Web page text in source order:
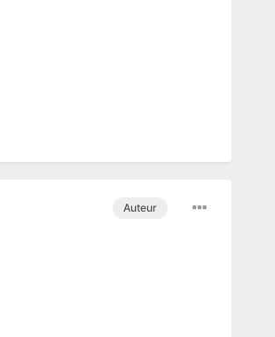
Auteur